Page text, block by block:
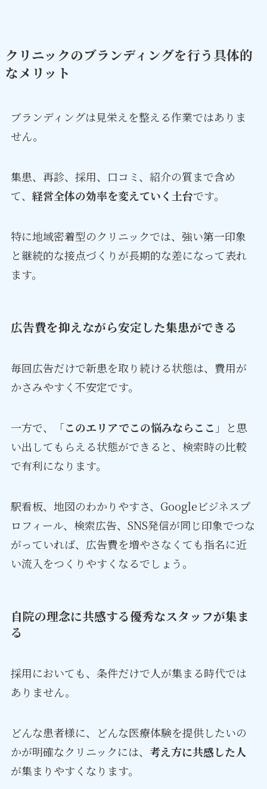
クリニックのブランディングを行う具体的
なメリット
ブランディングは見栄えを整える作業ではありま
せん。
集患、再診、採用、口コミ、紹介の質まで含め
て、 経営全体の効率を変えていく土台です。
特に地域密着型のクリニックでは、強い第一印象
と継続的な接点づくりが長期的な差になって表れ
ます。
広告費を抑えながら安定した集患ができる
毎回広告だけで新患を取り続ける状態は、費用が
かさみやすく不安定です。
一方で、「このエリアでこの悩みならここ 」と思
い出してもらえる状態ができると、検索時の比較
で有利になります。
駅看板、地図のわかりやすさ、Googleビジネスプ
ロフィール、検索広告、SNS発信が同じ印象でつな
がっていれば、広告費を増やさなくても指名に近
い流入をつくりやすくなるでしょう。
自院の理念に共感する優秀なスタッフが集ま
る
採用においても、条件だけで人が集まる時代では
ありません。
どんな患者様に、どんな医療体験を提供したいの
かが明確なクリニックには、 考え方に共感した人
が集まりやすくなります。